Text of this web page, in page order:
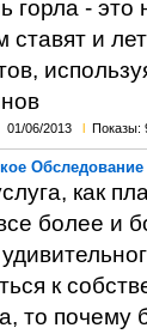
горла -
ставят и
01/06/2013 l Показы:
Обследование
как
более и
к
то почему